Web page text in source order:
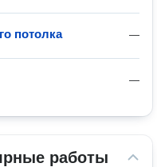
—
потолка
—
работы